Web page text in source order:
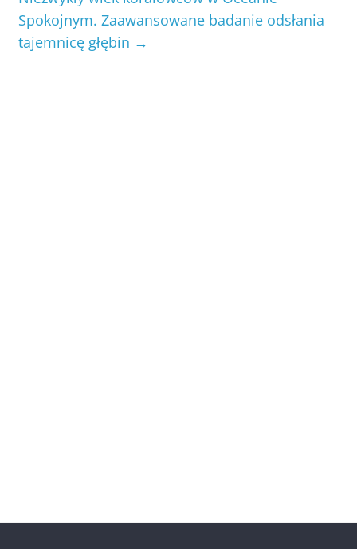
Spokojnym. Zaawansowane badanie odsłania
tajemnicę głębin →